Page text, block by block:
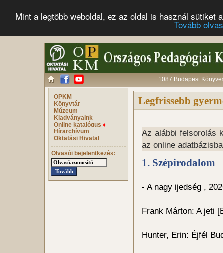
Mint a legtöbb weboldal, ez az oldal is használ sütiket
Tovább
1087 Budapest
OPKM
Könyvtár
Múzeum
Kiadványaink
Online katalógus ♦
Hírarchívum
Oktatási Hivatal
Olvasói bejelentkezés:
Legfrissebb
Az alábbi felsorolás
az online
1. Szépirodalom
- A nagy ijedség ,
Frank Márton: A jeti
Hunter, Erin: Éjfél